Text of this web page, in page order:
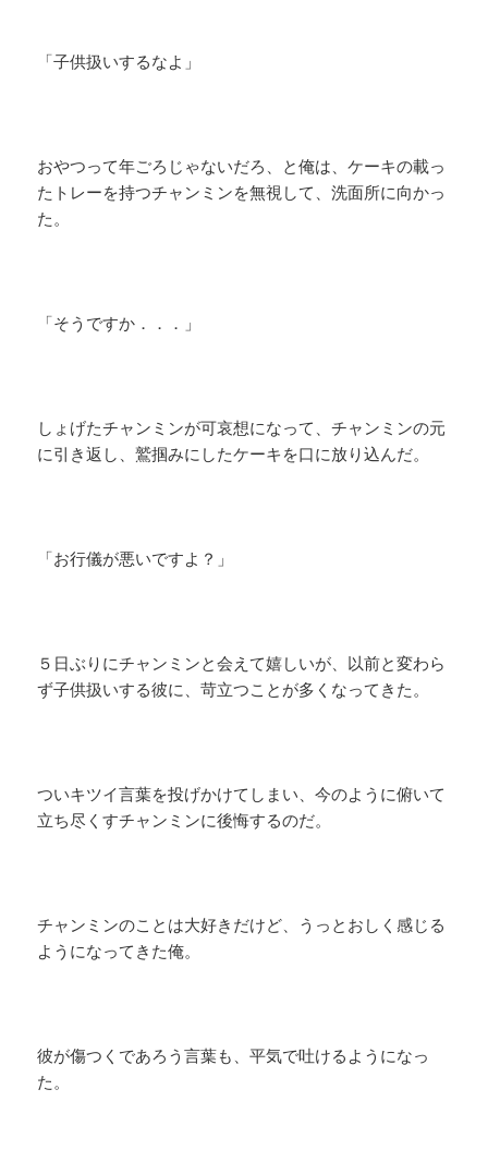
「子供扱いするなよ」
おやつって年ごろじゃないだろ、と俺は、ケーキの載っ
たトレーを持つチャンミンを無視して、洗面所に向かっ
た。
「そうですか．．．」
しょげたチャンミンが可哀想になって、チャンミンの元
に引き返し、鷲掴みにしたケーキを口に放り込んだ。
「お行儀が悪いですよ？」
５日ぶりにチャンミンと会えて嬉しいが、以前と変わら
ず子供扱いする彼に、苛立つことが多くなってきた。
ついキツイ言葉を投げかけてしまい、今のように俯いて
立ち尽くすチャンミンに後悔するのだ。
チャンミンのことは大好きだけど、うっとおしく感じる
ようになってきた俺。
彼が傷つくであろう言葉も、平気で吐けるようになっ
た。